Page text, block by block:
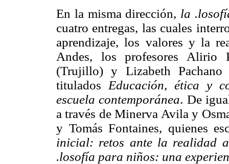
En la misma dirección, la
cuatro entregas, las cuales
aprendizaje, los valores y la
Andes, los profesores Alirio
(Trujillo) y Lizabeth
titulados Educación, ética y
escuela contemporánea. De
a través de Minerva Avila y
y Tomás Fontaines, quienes
inicial: retos ante la realidad
.losofía para niños: una